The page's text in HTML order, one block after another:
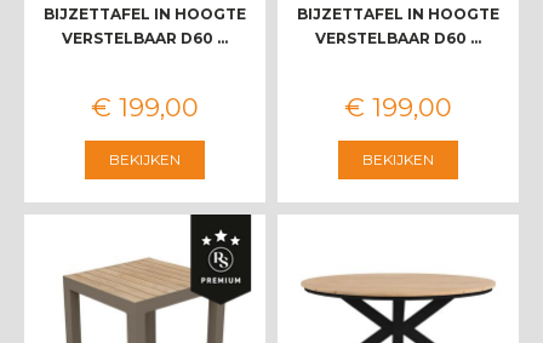
BIJZETTAFEL IN HOOGTE
VERSTELBAAR D60 …
€ 199,00
BEKIJKEN
BIJZETTAFEL IN HOOGTE
VERSTELBAAR D60 …
€ 199,00
BEKIJKEN